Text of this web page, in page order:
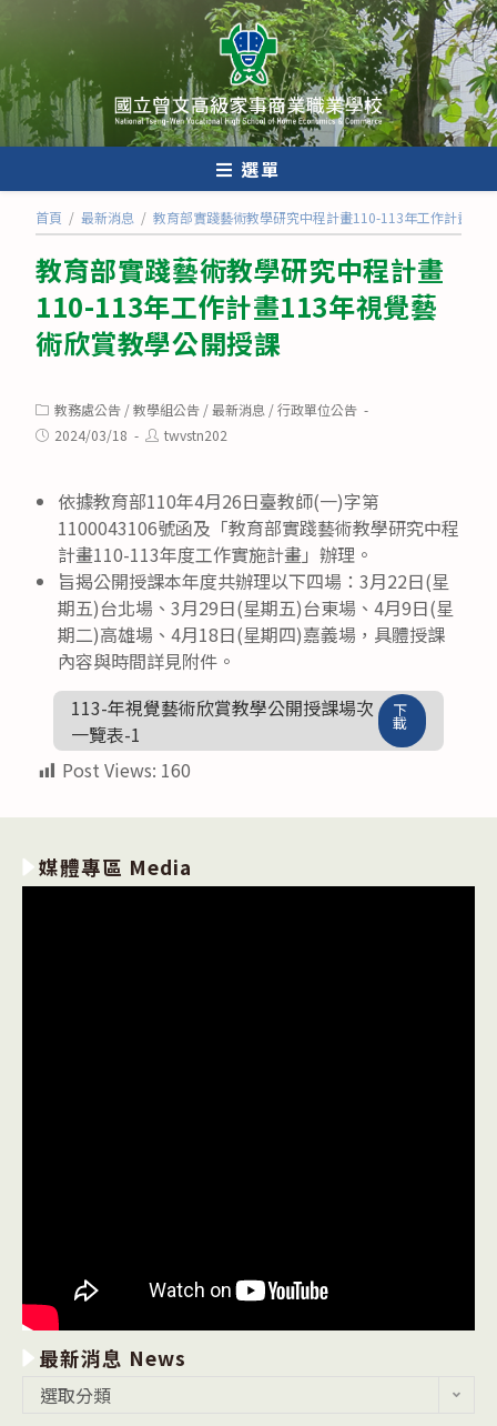
轉
至
主
要
內
選單
首頁 / 最新消息 / 教育部實踐藝術教學研究中程計畫110-113年工作計畫
教育部實踐藝術教學研究中程計畫
110-113年工作計畫113年視覺藝
術欣賞教學公開授課
Post
category:
教務處公告 /教學組公告 /最新消息 /行政單位公告
Post2024/03/18
Posttwvstn202
依據教育部110年4月26日臺教師(一)字第
1100043106號函及「教育部實踐藝術教學研究中程
計畫110-113年度工作實施計畫」辦理。
旨揭公開授課本年度共辦理以下四場：3月22日(星
期五)台北場、3月29日(星期五)台東場、4月9日(星
期二)高雄場、4月18日(星期四)嘉義場，具體授課
內容與時間詳見附件。
113-年視覺藝術欣賞教學公開授課場次
一覽表-1
下
載
Post Views: 160
媒體專區 Media
最新消息 News
選取分類